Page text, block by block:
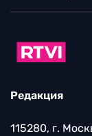
Редакция
115280, г.